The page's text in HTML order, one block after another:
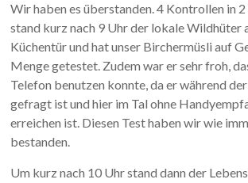
Wir haben es überstanden. 4 Kontrollen in 2
stand kurz nach 9 Uhr der lokale Wildhüter
Küchentür und hat unser Birchermüsli auf
Menge getestet. Zudem war er sehr froh,
Telefon benutzen konnte, da er während
gefragt ist und hier im Tal ohne
erreichen ist. Diesen Test haben wir wie
bestanden.
Um kurz nach 10 Uhr stand dann der